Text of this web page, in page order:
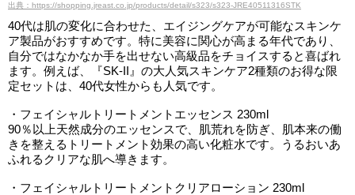
出典：https://shopping.jreast.co.jp/products/detail/s323/s323-JRE40511316STK
40代は肌の変化に合わせた、エイジングケアが可能なスキンケ
ア製品がおすすめです。特に美容に関心が高まる年代であり、
自分ではなかなか手を出せない高級品をチョイスすると喜ばれ
ます。例えば、『SK-II』の大人気スキンケア2種類のお得な限
定セットは、40代女性からも人気です。
・フェイシャルトリートメントエッセンス 230ml
90％以上天然成分のエッセンスで、肌荒れを防ぎ、肌本来の働
きを整えるトリートメント効果の高い化粧水です。うるおいあ
ふれるクリアな肌へ導きます。
・フェイシャルトリートメントクリアローション 230ml